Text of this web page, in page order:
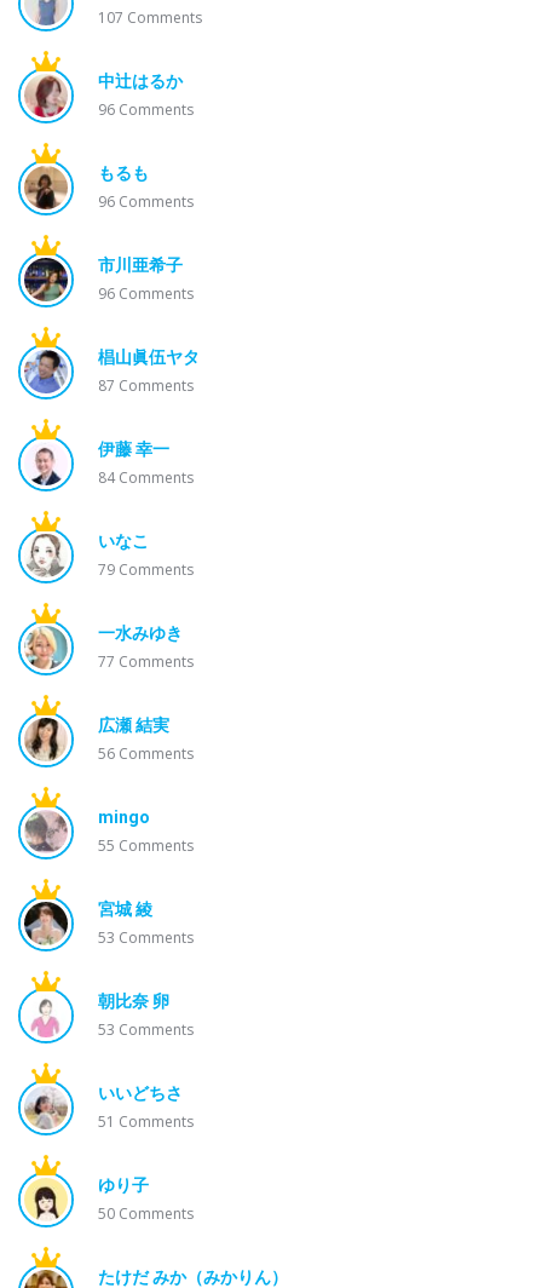
107 Comments
中辻はるか
96 Comments
もるも
96 Comments
市川亜希子
96 Comments
椙山眞伍ヤタ
87 Comments
伊藤 幸一
84Comments
いなこ
79 Comments
一水みゆき
77 Comments
広瀬 結実
56 Comments
mingo
55 Comments
宮城 綾
53 Comments
朝比奈 卵
53 Comments
いいどちさ
51 Comments
ゆり子
50 Comments
たけだ みか（みかりん）